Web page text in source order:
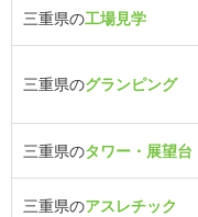
三重県の工場見学
三重県のグランピング
三重県のタワー・展望台
三重県のアスレチック